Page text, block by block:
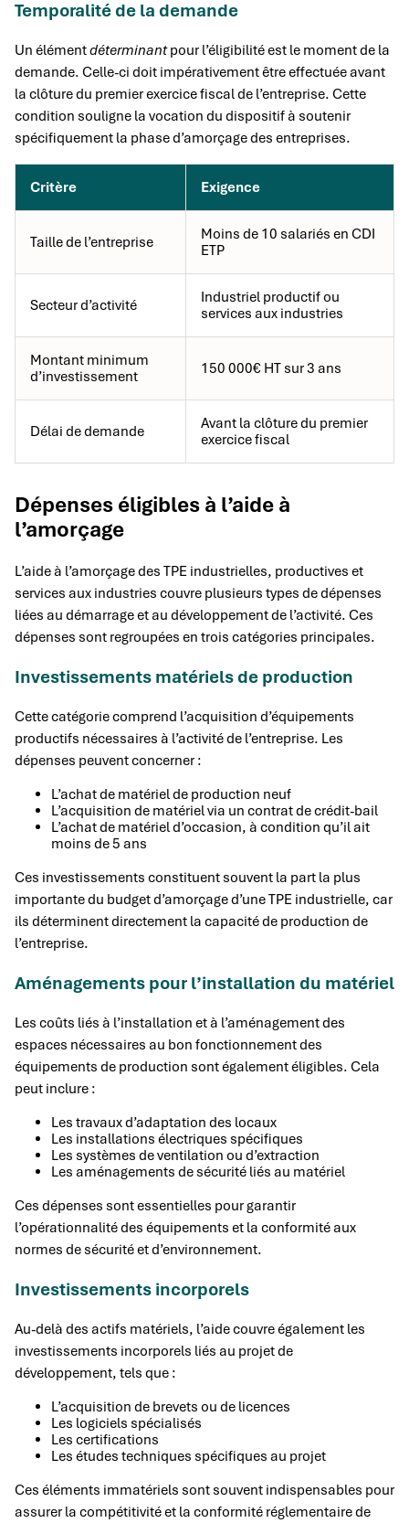
Temporalité de la demande
Un élémentdéterminantpour l’éligibilité est le moment de la
demande. Celle-ci doit impérativement être effectuée avant
la clôture du premier exercice fiscal de l’entreprise. Cette
condition souligne la vocation du dispositif à soutenir
spécifiquement la phase d’amorçage des entreprises.
Critère Exigence
Taille de l’entreprise
Moins de 10 salariés en CDI
ETP
Secteur d’activité
Industriel productif ou
services aux industries
Montant minimum
d’investissement
150 000€ HT sur 3 ans
Délai de demande
Avant la clôture du premier
exercice fiscal
Dépenses éligibles à l’aide à
l’amorçage
L’aide à l’amorçage des TPE industrielles, productives et
services aux industries couvre plusieurs types de dépenses
liées au démarrage et au développement de l’activité. Ces
dépenses sont regroupées en trois catégories principales.
Investissements matériels de production
Cette catégorie comprend l’acquisition d’équipements
productifs nécessaires à l’activité de l’entreprise. Les
dépenses peuvent concerner :
L’achat de matériel de production neuf
L’acquisition de matériel via un contrat de crédit-bail
L’achat de matériel d’occasion, à condition qu’il ait
moins de 5 ans
Ces investissements constituent souvent la part la plus
importante du budget d’amorçage d’une TPE industrielle, car
ils déterminent directement la capacité de production de
l’entreprise.
Aménagements pour l’installation du matériel
Les coûts liés à l’installation et à l’aménagement des
espaces nécessaires au bon fonctionnement des
équipements de production sont également éligibles. Cela
peut inclure :
Les travaux d’adaptation des locaux
Les installations électriques spécifiques
Les systèmes de ventilation ou d’extraction
Les aménagements de sécurité liés au matériel
Ces dépenses sont essentielles pour garantir
l’opérationnalité des équipements et la conformité aux
normes de sécurité et d’environnement.
Investissements incorporels
Au-delà des actifs matériels, l’aide couvre également les
investissements incorporels liés au projet de
développement, tels que :
L’acquisition de brevets ou de licences
Les logiciels spécialisés
Les certifications
Les études techniques spécifiques au projet
Ces éléments immatériels sont souvent indispensables pour
assurer la compétitivité et la conformité réglementaire de